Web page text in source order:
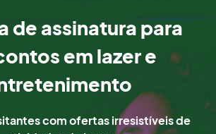
de assinatura para
em lazer e
com ofertas irresistíveis de